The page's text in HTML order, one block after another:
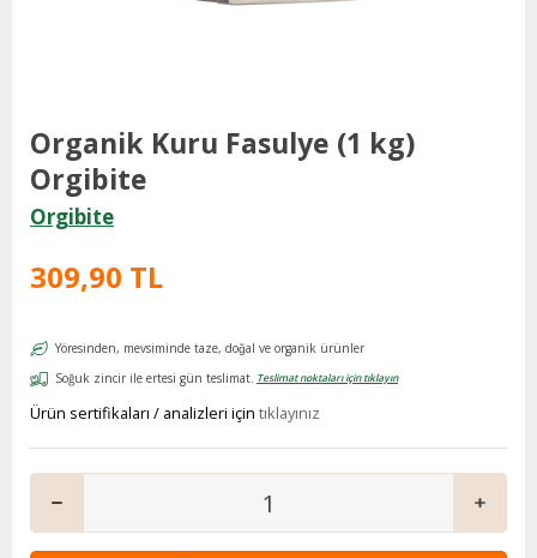
Organik Kuru Fasulye (1 kg)
Orgibite
Orgibite
309,90 TL
Yöresinden, mevsiminde taze, doğal ve organik ürünler
Soğuk zincir ile ertesi gün teslimat. Teslimat noktaları için tıklayın
Ürün sertifikaları / analizleri için tıklayınız